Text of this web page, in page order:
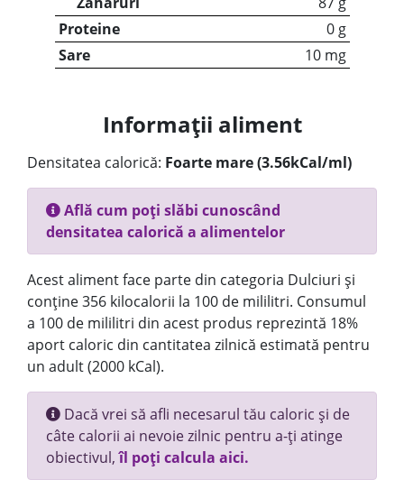
Proteine
0 g
Sare
10 mg
Informații aliment
Densitatea calorică: Foarte mare (3.56kCal/ml)
Află cum poți slăbi cunoscând
densitatea calorică a alimentelor
Acest aliment face parte din categoria Dulciuri și
conține 356 kilocalorii la 100 de mililitri. Consumul
a 100 de mililitri din acest produs reprezintă 18%
aport caloric din cantitatea zilnică estimată pentru
un adult (2000 kCal).
Dacă vrei să afli necesarul tău caloric și de
câte calorii ai nevoie zilnic pentru a-ți atinge
obiectivul,îl poți calcula aici.